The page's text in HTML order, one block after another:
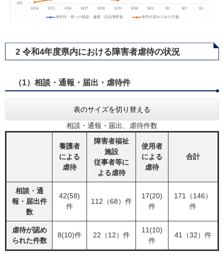
2 令和4年度県内における障害者虐待の状況
（1）相談・通報・届出・虐待件
表のサイズを切り替える
相談・通報・届出、虐待件数
養護者
による
虐待
障害者福祉
施設
従事者等に
よる虐待
使用者
による
虐待
合計
相談・通
報・届出件
数
42(58)
件
112（68）件
17(20)
件
171（146）
件
虐待が認め
られた件数
8(10)件 22（12）件
11(10)
件
41（32）件